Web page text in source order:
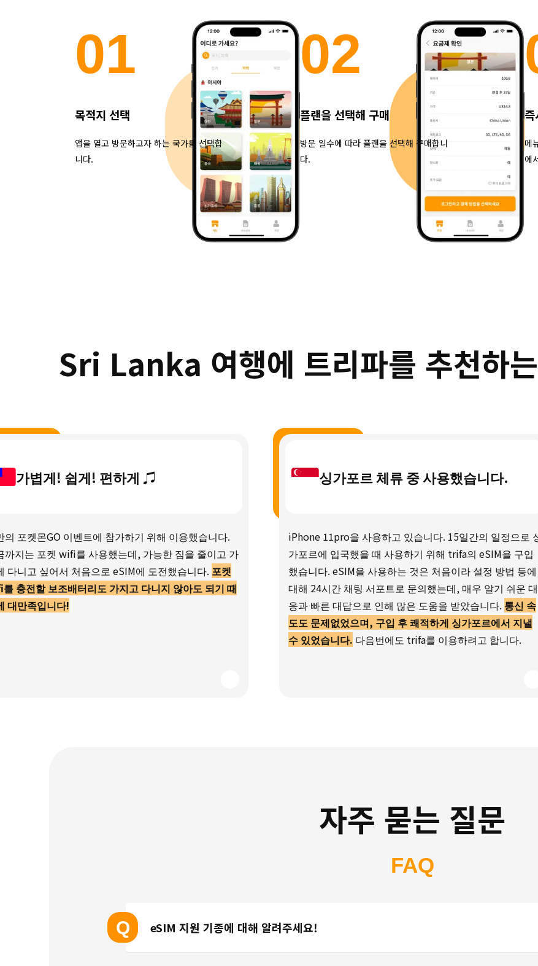
01
목적지 선택
앱을 열고 방문하고자 하는 국가를 선택합
니다.
02
플랜을 선택해 구매
방문 일수에 따라 플랜을 선택해 구매합니
다.
메
에
Sri Lanka 여행에 트리파를 추천하
가볍게! 쉽게! 편하게 ♫
의 포켓몬GO 이벤트에 참가하기 위해 이용했습니다.
까지는 포켓 wifi를 사용했는데, 가능한 짐을 줄이고 가
다니고 싶어서 처음으로 eSIM에 도전했습니다. 포켓
충전할 보조배터리도 가지고 다니지 않아도 되기 때
대만족입니다!
싱가포르 체류 중 사용했습니다.
iPhone 11pro을 사용하고 있습니다. 15일간의 일정으로
가포르에 입국했을 때 사용하기 위해 trifa의 eSIM을 구입
했습니다. eSIM을 사용하는 것은 처음이라 설정 방법 등에
대해 24시간 채팅 서포트로 문의했는데, 매우 알기 쉬운 대
응과 빠른 대답으로 인해 많은 도움을 받았습니다. 통신 속
도도 문제없었으며, 구입 후 쾌적하게 싱가포르에서 지낼
수 있었습니다. 다음번에도 trifa를 이용하려고 합니다.
자주 묻는 질문
FAQ
Q eSIM 지원 기종에 대해 알려주세요!